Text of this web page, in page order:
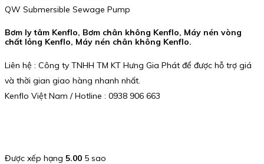
QW Submersible Sewage Pump
Bơm ly tâm Kenflo, Bơm chân không Kenflo, Máy nén vòng
chất lỏng Kenflo, Máy nén chân không Kenflo.
Liên hệ : Công ty TNHH TM KT Hưng Gia Phát để được hỗ trợ giá
và thời gian giao hàng nhanh nhất.
Kenflo Việt Nam / Hotline : 0938 906 663
Được xếp hạng 5.00 5 sao